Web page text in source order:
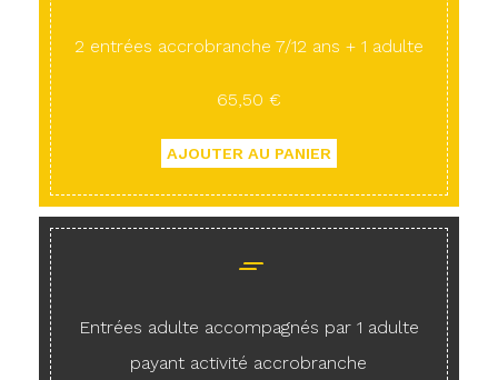
2 entrées accrobranche 7/12 ans + 1 adulte
65,50 €
Entrées adulte accompagnés par 1 adulte
payant activité accrobranche